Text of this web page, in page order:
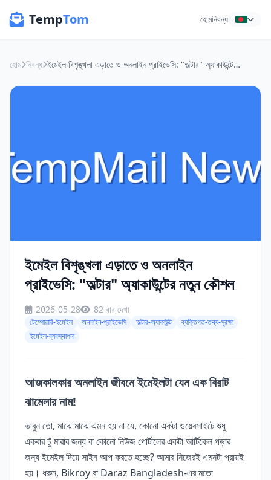
TempTom হোমনিবন্ধ
হোম নিবন্ধ ইমেইল বিশৃঙ্খলা এড়াতে ও অনলাইন প্রাইভেসি: "অল্টার" অ্যাকাউন্টের নতুন কৌশল
ইমেইল বিশৃঙ্খলা এড়াতে ও অনলাইন
প্রাইভেসি: "অল্টার" অ্যাকাউন্টের নতুন কৌশল
2026-05-28 82 বার দেখা
টেম্পোরারি-ইমেইল অনলাইন-প্রাইভেসি অল্টার-অ্যাকাউন্ট
ব্যক্তিগত-তথ্য-সুরক্ষা
ইমেইল-ব্যবস্থাপনা
আজকালকার অনলাইন জীবনে ইমেইলটা যেন এক বিরাট
ঝামেলার নাম!
ভাবুন তো, মাঝে মাঝে এমন হয় না যে, কোনো একটা ওয়েবসাইটে শুধু
একবার ঢুঁ মারার জন্য বা কোনো নিউজ পোর্টালের একটা আর্টিকেল পড়ার
জন্য ইমেইল দিয়ে সাইন আপ করতে হচ্ছে? আমার নিজেরই এমনটা প্রায়ই
হয়। ধরুন, Bikroy বা Daraz Bangladesh-এর মতো